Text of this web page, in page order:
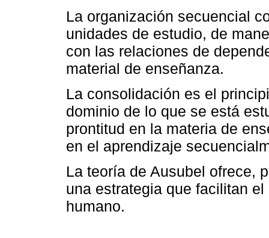
La organización secuencial
unidades de estudio, de
con las relaciones de
material de enseñanza.
La consolidación es el
dominio de lo que se está
prontitud en la materia de
en el aprendizaje
La teoría de Ausubel ofrece,
una estrategia que facilitan
humano.